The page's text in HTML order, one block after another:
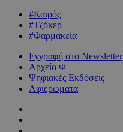
#Καιρός
#Τζόκερ
#Φαρμακεία
Εγγραφή στο Newsletter
Αρχείο Φ
Ψηφιακές Εκδόσεις
Αφιερώματα